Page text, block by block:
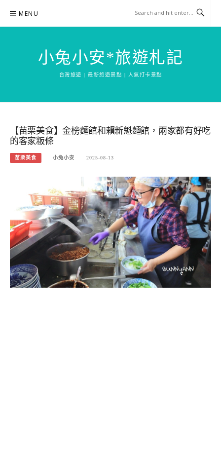
content
MENU
小兔小安*旅遊札記
台灣旅遊 | 最新旅遊景點 | 人氣打卡景點
【苗栗美食】金榜麵館和賴新魁麵館，兩家都有好吃
的客家粄條
苗栗美食 小兔小安 2025-08-13